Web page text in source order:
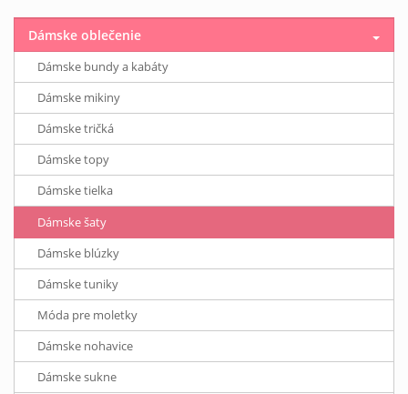
Dámske oblečenie
Dámske bundy a kabáty
Dámske mikiny
Dámske tričká
Dámske topy
Dámske tielka
Dámske šaty
Dámske blúzky
Dámske tuniky
Móda pre moletky
Dámske nohavice
Dámske sukne